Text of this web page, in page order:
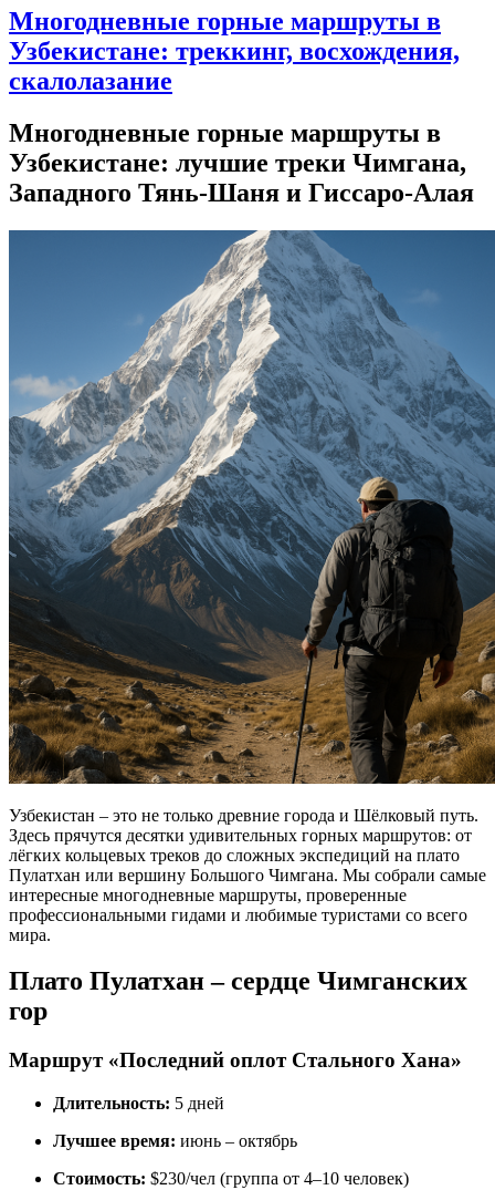
Многодневные горные маршруты в
Узбекистане: треккинг, восхождения,
скалолазание
Многодневные горные маршруты в
Узбекистане: лучшие треки Чимгана,
Западного Тянь-Шаня и Гиссаро-Алая
Узбекистан – это не только древние города и Шёлковый путь.
Здесь прячутся десятки удивительных горных маршрутов: от
лёгких кольцевых треков до сложных экспедиций на плато
Пулатхан или вершину Большого Чимгана. Мы собрали самые
интересные многодневные маршруты, проверенные
профессиональными гидами и любимые туристами со всего
мира.
Плато Пулатхан – сердце Чимганских
гор
Маршрут «Последний оплот Стального Хана»
Длительность: 5 дней
Лучшее время: июнь – октябрь
Стоимость: $230/чел (группа от 4–10 человек)